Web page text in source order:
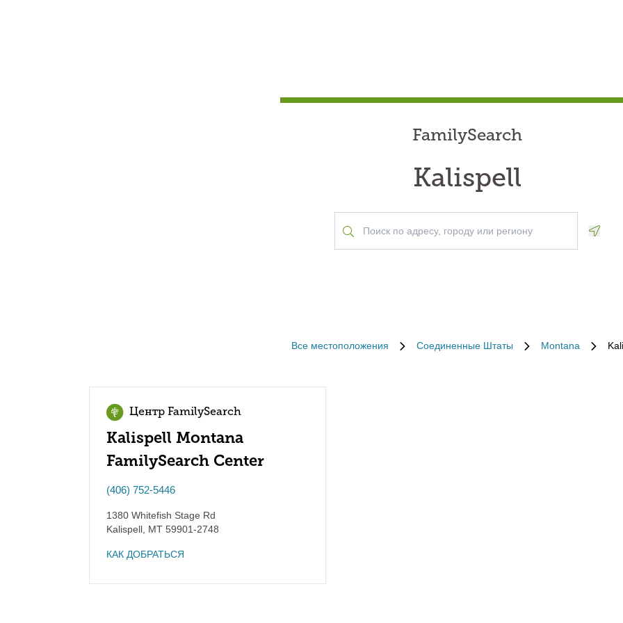
FamilySearch
Kalispell
Все местоположения Соединенные Штаты Montana
Центр FamilySearch
Kalispell Montana
FamilySearch Center
(406) 752-5446
1380 Whitefish Stage Rd
Kalispell MT 59901-2748
КАК ДОБРАТЬСЯ